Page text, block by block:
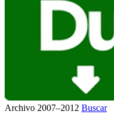
Archivo 2007–2012 Buscar